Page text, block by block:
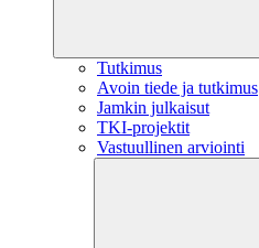
Tutkimus
Avoin tiede ja tutkimus
Jamkin julkaisut
TKI-projektit
Vastuullinen arviointi